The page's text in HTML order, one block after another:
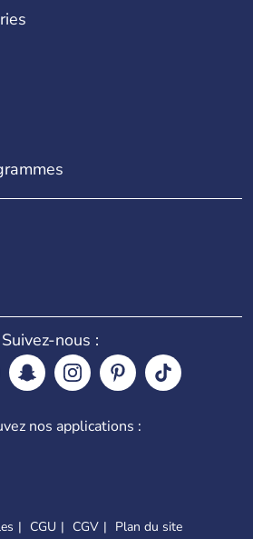
Suivez-nous :
nos applications :
CGU CGV Plan du site